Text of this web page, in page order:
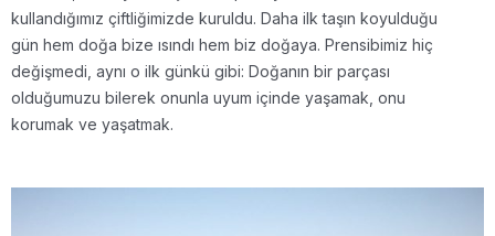
kullandığımız çiftliğimizde kuruldu. Daha ilk taşın koyulduğu
gün hem doğa bize ısındı hem biz doğaya. Prensibimiz hiç
değişmedi, aynı o ilk günkü gibi: Doğanın bir parçası
olduğumuzu bilerek onunla uyum içinde yaşamak, onu
korumak ve yaşatmak.